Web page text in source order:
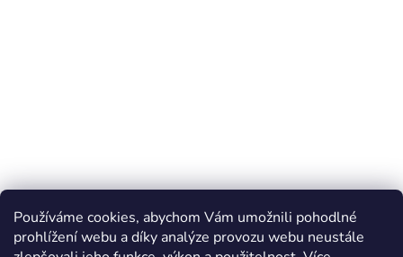
Používáme cookies, abychom Vám umožnili pohodlné
prohlížení webu a díky analýze provozu webu neustále